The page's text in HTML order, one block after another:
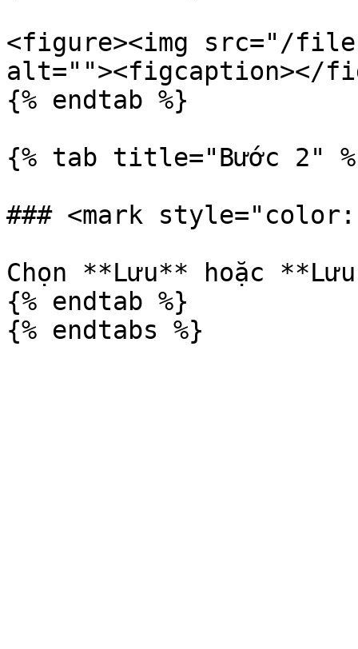
<figure><img src="/
alt=""><figcaption></
{% endtab %}
{% tab title="Bước 2"
### <mark
Chọn **Lưu** hoặc
{% endtab %}